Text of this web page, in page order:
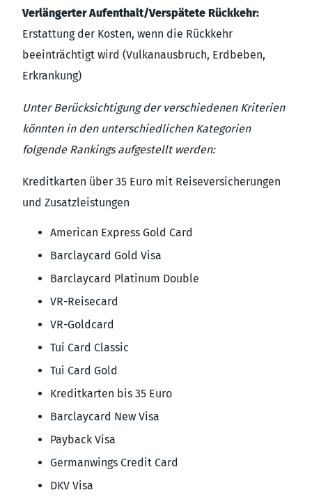
Verlängerter Aufenthalt/Verspätete Rückkehr:
Erstattung der Kosten, wenn die Rückkehr
beeinträchtigt wird (Vulkanausbruch, Erdbeben,
Erkrankung)
Unter Berücksichtigung der verschiedenen Kriterien
könnten in den unterschiedlichen Kategorien
folgende Rankings aufgestellt werden:
Kreditkarten über 35 Euro mit Reise­versicherungen
und Zusatzleistungen
American Express Gold Card
Barclaycard Gold Visa
Barclaycard Platinum Double
VR-Reisecard
VR-Gold­card
Tui Card Classic
Tui Card Gold
Kreditkarten bis 35 Euro
Barclaycard New Visa
Payback Visa
Germanwings Credit Card
DKV Visa